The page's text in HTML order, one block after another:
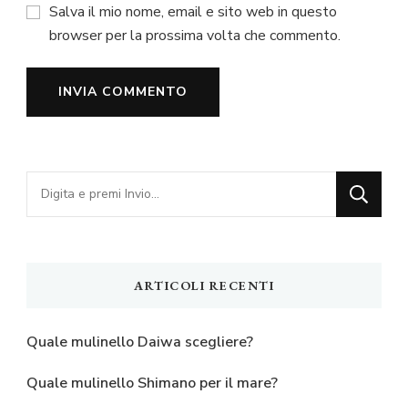
Salva il mio nome, email e sito web in questo
browser per la prossima volta che commento.
Cerchi
qualcosa?
ARTICOLI RECENTI
Quale mulinello Daiwa scegliere?
Quale mulinello Shimano per il mare?